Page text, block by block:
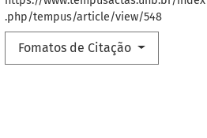
.php/tempus/article/view/548
Fomatos de Citação